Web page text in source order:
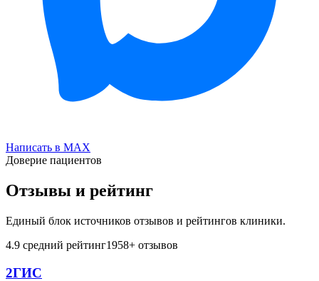
Написать в MAX
Доверие пациентов
Отзывы и рейтинг
Единый блок источников отзывов и рейтингов клиники.
4.9 средний рейтинг1958+ отзывов
2ГИС